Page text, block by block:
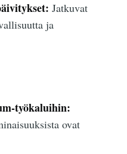
Jatkuvat
ja
työkaluihin:
ovat